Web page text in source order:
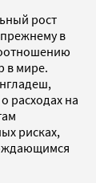
рост
в
в мире.
расходах на
рисках,